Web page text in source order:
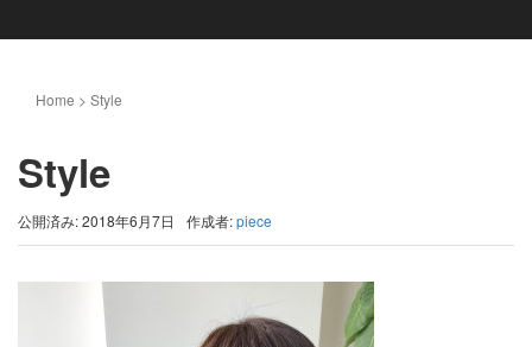
Home > Style
Style
公開済み: 2018年6月7日 作成者:piece